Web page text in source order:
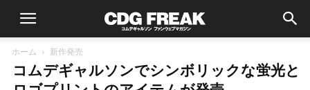
ホーム 新作発売
コムデギャルソンでシンボリックな蛍光と